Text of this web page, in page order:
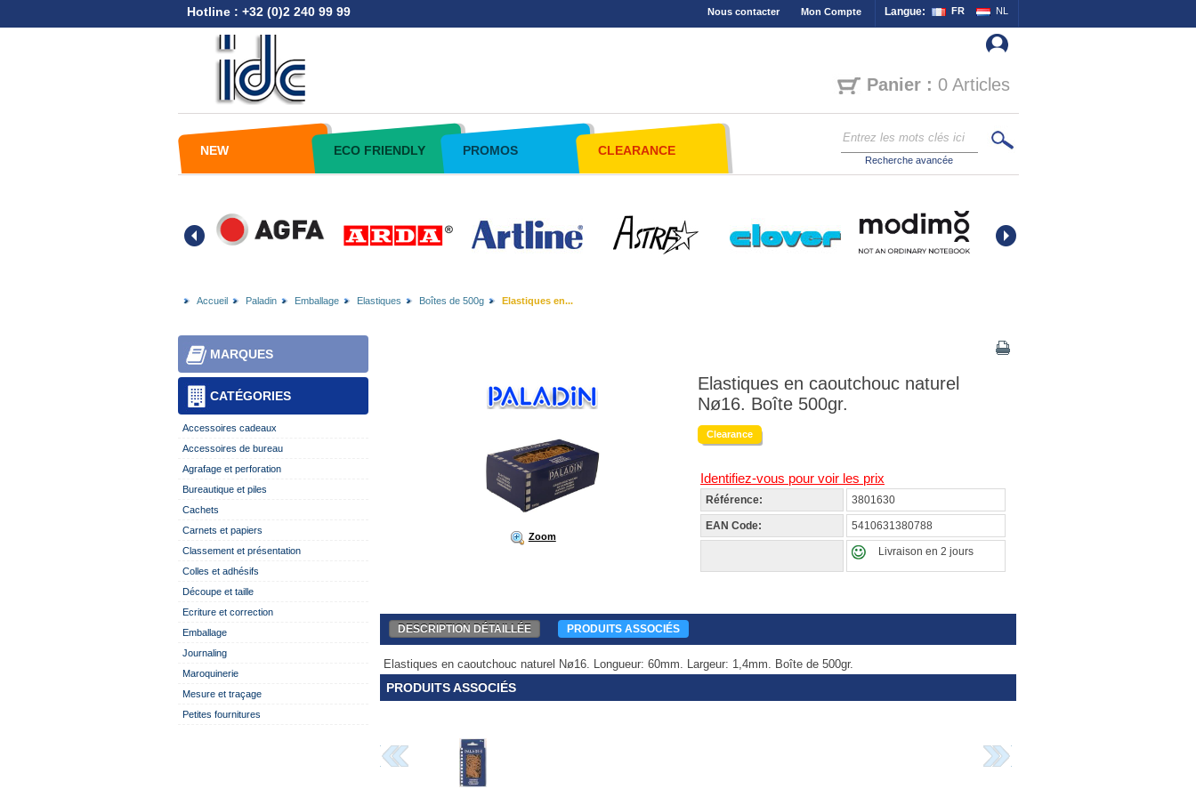
Hotline : +32 (0)2 240 99 99 Langue: FR NL
Nous contacter Mon Compte
Panier : 0 Articles
NEW ECO FRIENDLY PROMOS CLEARANCE
Recherche avancée
Accueil Paladin Emballage Elastiques Boîtes de 500g Elastiques en...
CATÉGORIES
MARQUES
Accessoires cadeaux
Accessoires de bureau
Agrafage et perforation
Bureautique et piles
Cachets
Carnets et papiers
Classement et présentation
Colles et adhésifs
Découpe et taille
Ecriture et correction
Emballage
Journaling
Maroquinerie
Mesure et traçage
Petites fournitures
Zoom
Elastiques en caoutchouc naturel
Nø16. Boîte 500gr.
Clearance
Identifiez-vous pour voir les prix
Référence: 3801630
EAN Code: 5410631380788
Livraison en 2 jours
DESCRIPTION DÉTAILLÉE PRODUITS ASSOCIÉS
Elastiques en caoutchouc naturel Nø16. Longueur: 60mm. Largeur: 1,4mm. Boîte de 500gr.
PRODUITS ASSOCIÉS